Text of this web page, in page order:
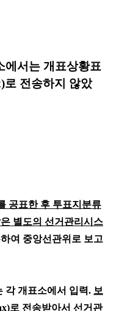
에서는 개표상황표
전송하지 않았
공표한 후 투표지분류
별도의 선거관리시스
여 중앙선관위로 보고
각 개표소에서 입력. 보
로 전송받아서 선거관